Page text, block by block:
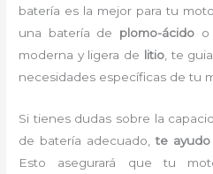
batería es la mejor para tu
una batería de plomo-ácidoo
moderna y ligera de litio, te
necesidades específicas de tu
Si tienes dudas sobre la
de batería adecuado,te
Esto asegurará que tu